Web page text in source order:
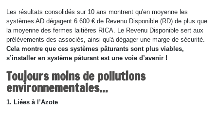
Les résultats consolidés sur 10 ans montrent qu'en moyenne les
systèmes AD dégagent 6 600 € de Revenu Disponible (RD) de plus que
la moyenne des fermes laitières RICA. Le Revenu Disponible sert aux
prélèvements des associés, ainsi qu'à dégager une marge de sécurité.
Cela montre que ces systèmes pâturants sont plus viables,
s’installer en système pâturant est une voie d’avenir !
Toujours moins de pollutions
environnementales...
1. Liées à l’Azote